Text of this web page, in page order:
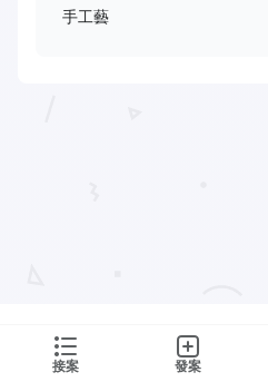
接案 發案
手工藝